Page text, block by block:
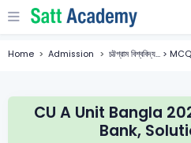
Home Admission চট্টগ্রাম বিশ্ববিদ্য... > MCQ
CU A Unit Bangla
Bank,